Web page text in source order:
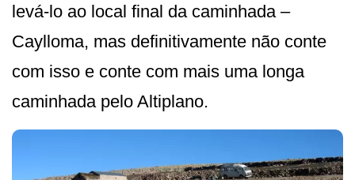
levá-lo ao local final da caminhada –
Caylloma, mas definitivamente não conte
com isso e conte com mais uma longa
caminhada pelo Altiplano.